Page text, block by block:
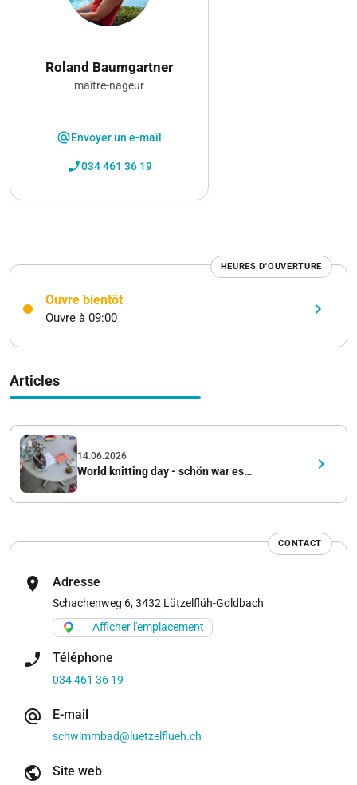
Roland Baumgartner
maître-nageur
alternate_emailEnvoyer un e-mail
phone_enabled034 461 36 19
HEURES D'OUVERTURE
Ouvre bientôt
Ouvre à 09:00 keyboard_arrow_right
Articles
14.06.2026
World knitting day - schön war es… keyboard_arrow_right
CONTACT
location_on Adresse
Schachenweg 6, 3432 Lützelflüh-Goldbach
Afficher l'emplacement
phone_enabled Téléphone
034 461 36 19
alternate_email E-mail
schwimmbad@luetzelflueh.ch
public Site web